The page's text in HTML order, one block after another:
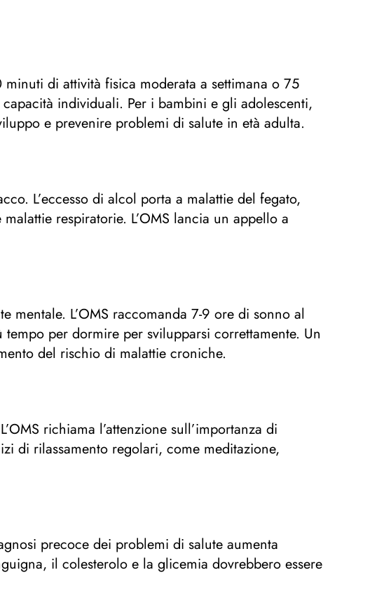
minuti di attività fisica moderata a settimana o 75
capacità individuali. Per i bambini e gli adolescenti,
e prevenire problemi di salute in età adulta.
L’eccesso di alcol porta a malattie del fegato,
respiratorie. L’OMS lancia un appello a
mentale. L’OMS raccomanda 7-9 ore di sonno al
per dormire per svilupparsi correttamente. Un
del rischio di malattie croniche.
richiama l’attenzione sull’importanza di
di rilassamento regolari, come meditazione,
precoce dei problemi di salute aumenta
il colesterolo e la glicemia dovrebbero essere